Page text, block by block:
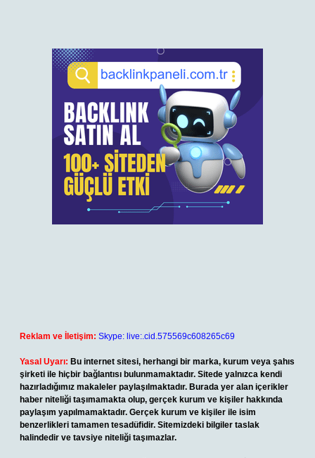
Reklam ve İletişim: Skype: live:.cid.575569c608265c69
Yasal Uyarı: Bu internet sitesi, herhangi bir marka, kurum veya şahıs
şirketi ile hiçbir bağlantısı bulunmamaktadır. Sitede yalnızca kendi
hazırladığımız makaleler paylaşılmaktadır. Burada yer alan içerikler
haber niteliği taşımamakta olup, gerçek kurum ve kişiler hakkında
paylaşım yapılmamaktadır. Gerçek kurum ve kişiler ile isim
benzerlikleri tamamen tesadüfidir. Sitemizdeki bilgiler taslak
halindedir ve tavsiye niteliği taşımazlar.